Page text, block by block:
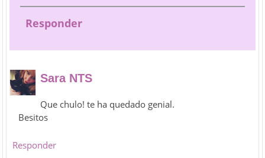
Responder
Sara NTS
Que chulo! te ha quedado genial.
Besitos
Responder